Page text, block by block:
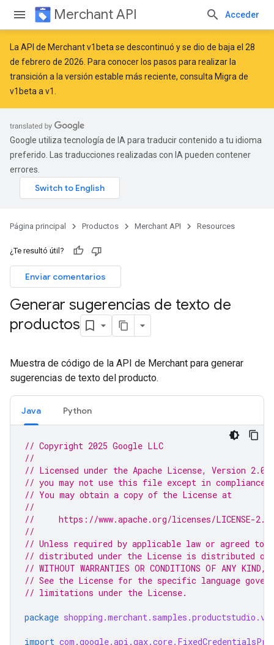
Merchant API Acceder
La API de Merchant v1beta se descontinuó y se dio de baja el 28
de febrero de 2026. Para conocer los pasos para realizar la
transición a la versión estable más reciente, consulta Migra de
v1beta a v1
Google utiliza tecnología de IA para traducir contenido a tu idioma
preferido. Las traducciones realizadas con IA pueden contener
errores.
Página principal Productos Merchant API Resources
¿Te resultó útil?
Enviar comentarios
Generar sugerencias de texto de
productos
Muestra de código de la API de Merchant para generar
sugerencias de texto del producto.
Java Python
// Copyright 2025 Google LLC
//
// Licensed under the Apache License, Version
// you may not use this file except in compliance
// You may obtain a copy of the License at
//
//     https://www.apache.org/licenses/LICENSE-2.0
//
// Unless required by applicable law or agreed to
// distributed under the License is distributed on
// WITHOUT WARRANTIES OR CONDITIONS OF ANY
// See the License for the specific language
// limitations under the License.
package
import